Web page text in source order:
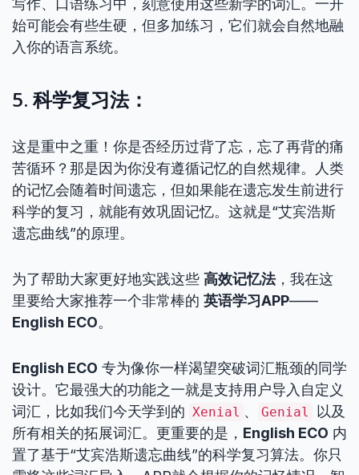
写作、口语练习中，刻意使用这些新学的词汇。一开
始可能会有些生硬，但多加练习，它们就会自然地融
入你的语言系统。
5. 科学复习法：
这是重中之重！你是否经历过背了忘，忘了再背的痛
苦循环？那是因为你没有遵循记忆的自然规律。人类
的记忆会随着时间遗忘，但如果能在遗忘发生前进行
科学的复习，就能有效巩固记忆。这就是“艾宾浩斯
遗忘曲线”的原理。
为了帮助大家更好地实践这些 高效记忆法，我在这
里要给大家推荐一个非常棒的 英语学习APP——
English ECO。
English ECO 专为像你一样渴望突破词汇瓶颈的同学
设计。它最强大的功能之一就是支持用户导入自定义
词汇，比如我们今天学到的 Xenial 、 Genial
以及
所有相关的拓展词汇。更重要的是， English ECO 内
置了基于“艾宾浩斯遗忘曲线”的科学复习算法。你只